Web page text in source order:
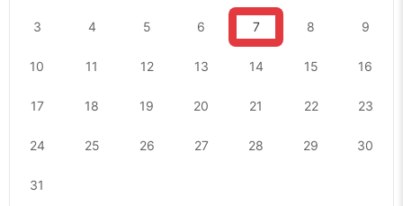
3 4 5 6 7 8 9
10 11 12 13 14 15 16
17 18 19 20 21 22 23
24 25 26 27 28 29 30
31